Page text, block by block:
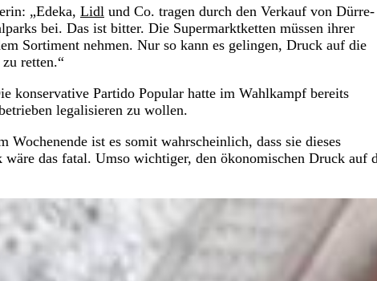
„Edeka, Lidl und Co. tragen durch den Verkauf von Dürre-
bei. Das ist bitter. Die Supermarktketten müssen ihrer
Sortiment nehmen. Nur so kann es gelingen, Druck auf die
retten.“
konservative Partido Popular hatte im Wahlkampf bereits
legalisieren zu wollen.
ist es somit wahrscheinlich, dass sie dieses
das fatal. Umso wichtiger, den ökonomischen Druck auf